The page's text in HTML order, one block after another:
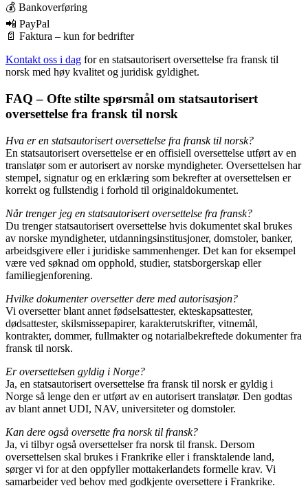
💰 Bankoverføring
📲 PayPal
📄 Faktura – kun for bedrifter
Kontakt oss i dag for en statsautorisert oversettelse fra fransk til
norsk med høy kvalitet og juridisk gyldighet.
FAQ – Ofte stilte spørsmål om statsautorisert
oversettelse fra fransk til norsk
Hva er en statsautorisert oversettelse fra fransk til norsk?
En statsautorisert oversettelse er en offisiell oversettelse utført av en
translatør som er autorisert av norske myndigheter. Oversettelsen har
stempel, signatur og en erklæring som bekrefter at oversettelsen er
korrekt og fullstendig i forhold til originaldokumentet.
Når trenger jeg en statsautorisert oversettelse fra fransk?
Du trenger statsautorisert oversettelse hvis dokumentet skal brukes
av norske myndigheter, utdanningsinstitusjoner, domstoler, banker,
arbeidsgivere eller i juridiske sammenhenger. Det kan for eksempel
være ved søknad om opphold, studier, statsborgerskap eller
familiegjenforening.
Hvilke dokumenter oversetter dere med autorisasjon?
Vi oversetter blant annet fødselsattester, ekteskapsattester,
dødsattester, skilsmissepapirer, karakterutskrifter, vitnemål,
kontrakter, dommer, fullmakter og notarialbekreftede dokumenter fra
fransk til norsk.
Er oversettelsen gyldig i Norge?
Ja, en statsautorisert oversettelse fra fransk til norsk er gyldig i
Norge så lenge den er utført av en autorisert translatør. Den godtas
av blant annet UDI, NAV, universiteter og domstoler.
Kan dere også oversette fra norsk til fransk?
Ja, vi tilbyr også oversettelser fra norsk til fransk. Dersom
oversettelsen skal brukes i Frankrike eller i fransktalende land,
sørger vi for at den oppfyller mottakerlandets formelle krav. Vi
samarbeider ved behov med godkjente oversettere i Frankrike.